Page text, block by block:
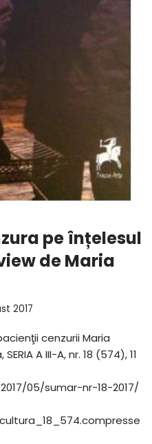
pe înțelesul
de Maria
2017
cenzurii Maria
A III-A, nr. 18 (574), 11
05/sumar-nr-18-2017/